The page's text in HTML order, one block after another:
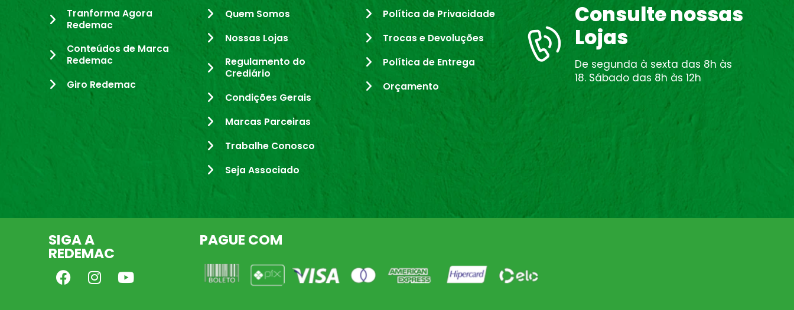
Tranforma Agora
Redemac
Conteúdos de Marca
Redemac
Giro Redemac
Quem Somos
Nossas Lojas
Regulamento do
Crediário
Condições Gerais
Marcas Parceiras
Trabalhe Conosco
Seja Associado
Política de Privacidade
Trocas e Devoluções
Política de Entrega
Orçamento
Consulte nossas
Lojas
De segunda à sexta das 8h às
18. Sábado das 8h às 12h
SIGA A
REDEMAC
PAGUE COM